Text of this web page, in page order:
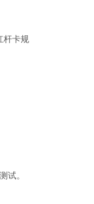
杆卡规
试。